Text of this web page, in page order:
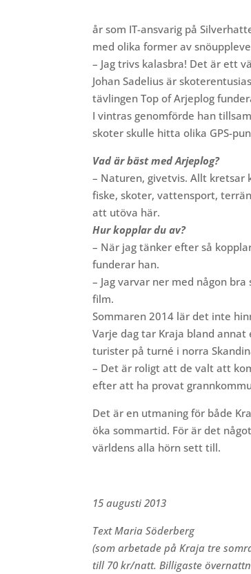
år som IT-ansvarig på
med olika former av
– Jag trivs kalasbra! Det är ett
Johan Sadelius är
tävlingen Top of Arjeplog
I vintras genomförde han
skoter skulle hitta olika GPS-
Vad är bäst med Arjeplog?
– Naturen, givetvis. Allt kretsar
fiske, skoter, vattensport,
att utöva här.
Hur kopplar du av?
– När jag tänker efter så
funderar han.
– Jag varvar ner med någon
film.
Sommaren 2014 lär det inte
Varje dag tar Kraja bland
turister på turné i norra
– Det är roligt att de valt att
efter att ha provat
Det är en utmaning för både
öka sommartid. För är det
världens alla hörn sett till.
15 augusti 2013
Text Maria Söderberg
(som arbetade på Kraja tre
till 70 kr/natt. Billigaste